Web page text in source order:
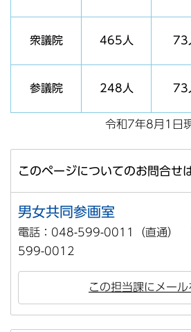
衆議院 465人 73
参議院 248人 73
令和7年8月1日
このページについてのお問合せ
男女共同参画室
電話：048-599-0011（直通）
599-0012
この担当課にメール